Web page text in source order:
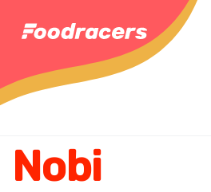
Nobi